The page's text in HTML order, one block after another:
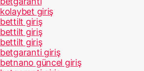
kolaybet giriş
bettilt giriş
bettilt giriş
bettilt giriş
betgaranti giriş
betnano güncel giriş